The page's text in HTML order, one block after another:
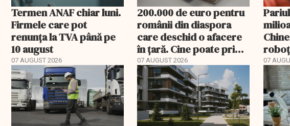
Termen ANAF chiar luni.
Firmele care pot
renunța la TVA până pe
10 august
07 AUGUST 2026
200.000 de euro pentru
românii din diaspora
care deschid o afacere
în țară. Cine poate primi
banii și ce trebuie
rambursat
07 AUGUST 2026 07